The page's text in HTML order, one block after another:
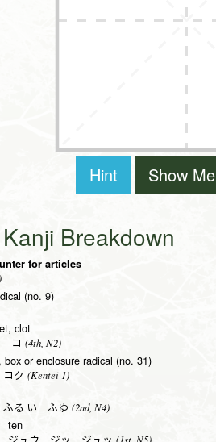
Hint Show Me
Breakdown
for articles
(no. 9)
clot
コ (4th, N2)
box or enclosure radical (no. 31)
ク (Kentei 1)
る.い ふゆ (2nd, N4)
ten
(1st, N5)